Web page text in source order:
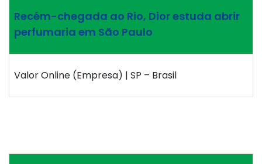
Recém-chegada ao Rio, Dior estuda abrir
perfumaria em São Paulo
Valor Online (Empresa) | SP – Brasil